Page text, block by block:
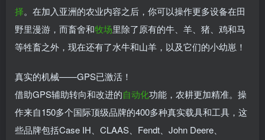
择。在加入亚洲的农业内容之后，你可以操作更多设备在田
野里漫游，而畜舍和牧场里除了原有的牛、羊、猪、鸡和马
等牲畜之外，现在还有了水牛和山羊，以及它们的小幼崽！
真实的机械——GPS已激活！
借助GPS辅助转向和改进的自动化功能，农耕更加精准。操
作来自150多个国际顶级品牌的400多种真实载具和工具，这
些品牌包括Case IH、CLAAS、Fendt、John Deere、